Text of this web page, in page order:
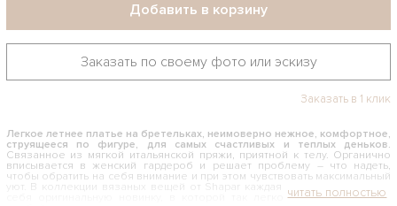
Добавить в корзину
Заказать по своему фото или эскизу
Заказать в 1 клик
Легкое летнее платье на бретельках, неимоверно нежное, комфортное,
струящееся по фигуре, для самых счастливых и теплых деньков.
Связанное из мягкой итальянской пряжи, приятной к телу. Органично
вписывается в женский гардероб и решает проблему – что надеть,
чтобы обратить на себя внимание и при этом чувствовать максимальный
уют. В коллекции вязаных вещей от Shapar каждая девушка найдет для
себя оригинальную новинку, в которой так легко быть неотразимой